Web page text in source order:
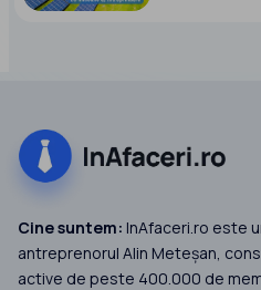
Cine suntem: InAfaceri.ro este
antreprenorul Alin Meteșan,
active de peste 400.000 de